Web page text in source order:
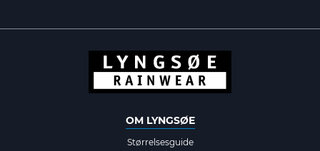
OM LYNGSØE
Størrelsesguide